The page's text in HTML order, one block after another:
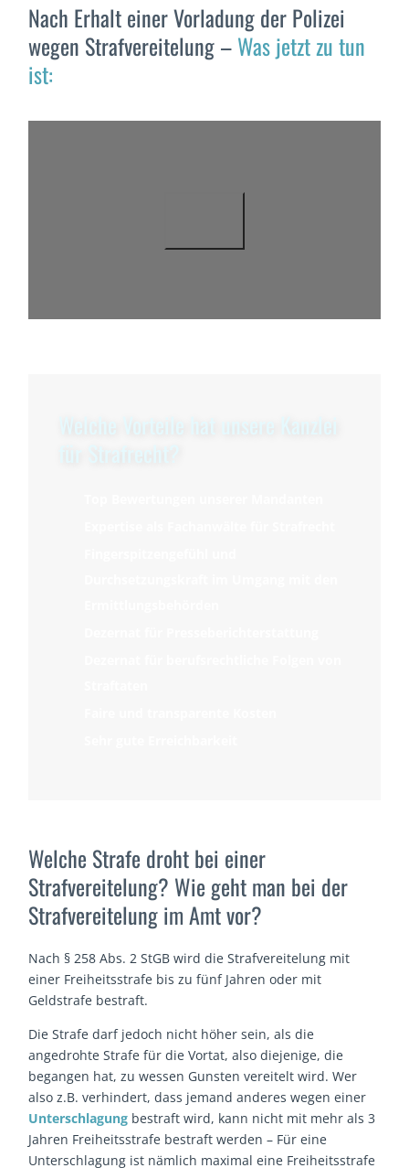
Nach Erhalt einer Vorladung der Polizei
wegen Strafvereitelung –Was jetzt zu tun
ist:
Welche Strafe droht bei einer
Strafvereitelung? Wie geht man bei der
Strafvereitelung im Amt vor?
Nach § 258 Abs. 2 StGB wird die Strafvereitelung mit
einer Freiheitsstrafe bis zu fünf Jahren oder mit
Geldstrafe bestraft.
Die Strafe darf jedoch nicht höher sein, als die
angedrohte Strafe für die Vortat, also diejenige, die
begangen hat, zu wessen Gunsten vereitelt wird. Wer
also z.B. verhindert, dass jemand anderes wegen einer
Unterschlagung bestraft wird, kann nicht mit mehr als 3
Jahren Freiheitsstrafe bestraft werden – Für eine
Unterschlagung ist nämlich maximal eine Freiheitsstrafe